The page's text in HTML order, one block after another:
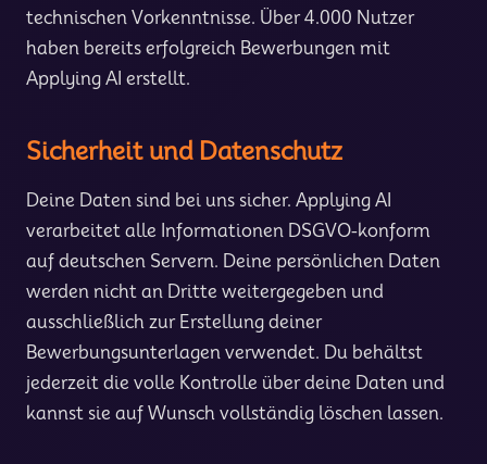
technischen Vorkenntnisse. Über 4.000 Nutzer
haben bereits erfolgreich Bewerbungen mit
Applying AI erstellt.
Sicherheit und Datenschutz
Deine Daten sind bei uns sicher. Applying AI
verarbeitet alle Informationen DSGVO-konform
auf deutschen Servern. Deine persönlichen Daten
werden nicht an Dritte weitergegeben und
ausschließlich zur Erstellung deiner
Bewerbungsunterlagen verwendet. Du behältst
jederzeit die volle Kontrolle über deine Daten und
kannst sie auf Wunsch vollständig löschen lassen.